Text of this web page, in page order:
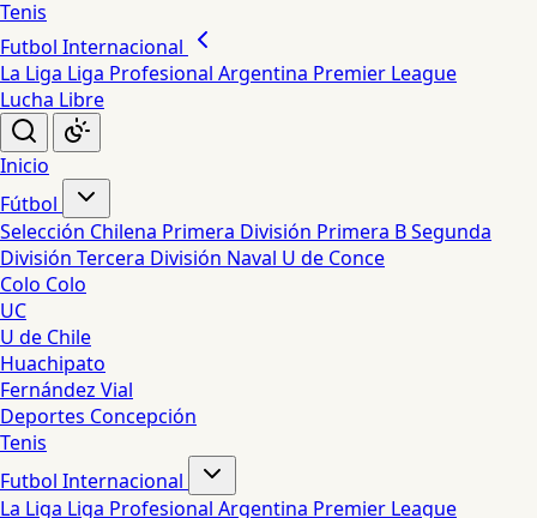
Tenis
Futbol Internacional
La Liga Liga Profesional Argentina Premier League
Lucha Libre
Inicio
Fútbol
Selección Chilena Primera División Primera BSegunda
División Tercera División Naval U de Conce
Colo Colo
UC
U de Chile
Huachipato
Fernández Vial
Deportes Concepción
Tenis
Futbol Internacional
La Liga Liga Profesional Argentina Premier League